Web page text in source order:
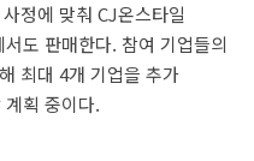
정에 맞춰 CJ온스타일
도 판매한다. 참여 기업들의
최대 4개 기업을 추가
획 중이다.